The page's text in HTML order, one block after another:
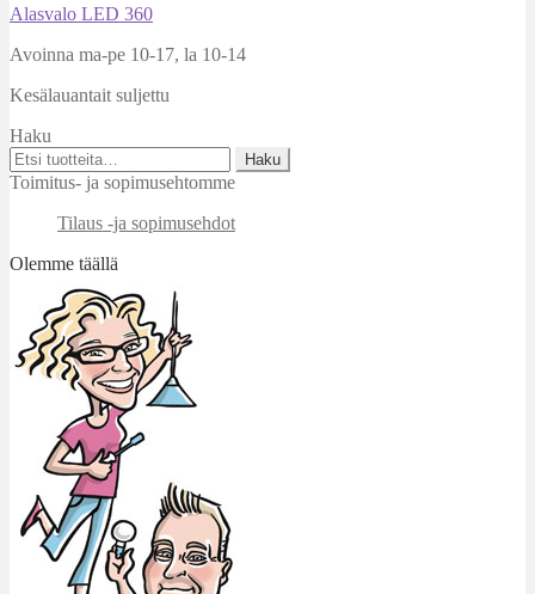
Artikkelien
selaus
Edellinen
Alasvalo LED 360
Avoinna ma-pe 10-17, la 10-14
Kesälauantait suljettu
Haku
Etsi:
Haku
Toimitus- ja sopimusehtomme
Tilaus -ja sopimusehdot
Olemme täällä